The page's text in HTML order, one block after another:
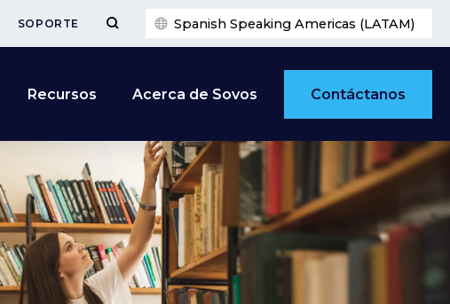
SOPORTE Spanish Speaking Americas (LATAM)
Recursos Acerca de Sovos Contáctanos